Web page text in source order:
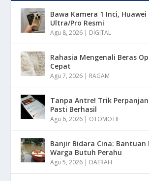
Bawa Kamera 1 Inci, Huawei
Ultra/Pro Resmi
Agu 8, 2026 | DIGITAL
Rahasia Mengenali Beras
Cepat
Agu 7, 2026 | RAGAM
Tanpa Antre! Trik
Pasti Berhasil
Agu 6, 2026 | OTOMOTIF
Banjir Bidara Cina: Bantuan
Warga Butuh Perahu
Agu 5, 2026 | DAERAH